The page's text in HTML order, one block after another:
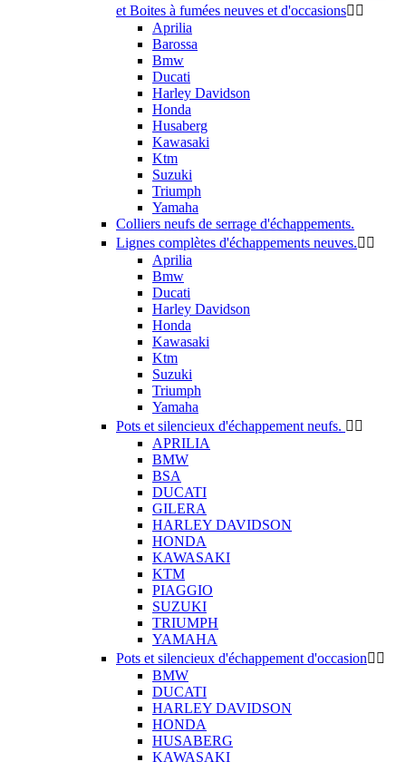
et Boites à fumées neuves et d'occasions 
Aprilia
Barossa
Bmw
Ducati
Harley Davidson
Honda
Husaberg
Kawasaki
Ktm
Suzuki
Triumph
Yamaha
Colliers neufs de serrage d'échappements.
Lignes complètes d'échappements neuves. 
Aprilia
Bmw
Ducati
Harley Davidson
Honda
Kawasaki
Ktm
Suzuki
Triumph
Yamaha
Pots et silencieux d'échappement neufs.  
APRILIA
BMW
BSA
DUCATI
GILERA
HARLEY DAVIDSON
HONDA
KAWASAKI
KTM
PIAGGIO
SUZUKI
TRIUMPH
YAMAHA
Pots et silencieux d'échappement d'occasion 
BMW
DUCATI
HARLEY DAVIDSON
HONDA
HUSABERG
KAWASAKI